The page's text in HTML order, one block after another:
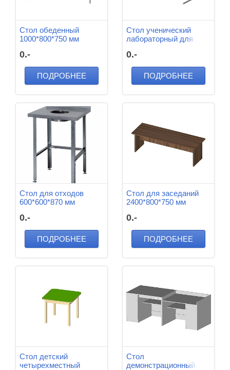
Стол обеденный
1000*800*750 мм
0.-
ПОДРОБНЕЕ
Стол ученический
лабораторный для
1250*600*760 мм
0.-
ПОДРОБНЕЕ
Стол для отходов
600*600*870 мм
0.-
ПОДРОБНЕЕ
Стол для заседаний
2400*800*750 мм
0.-
ПОДРОБНЕЕ
Стол детский
четырехместный
Стол
демонстрационный